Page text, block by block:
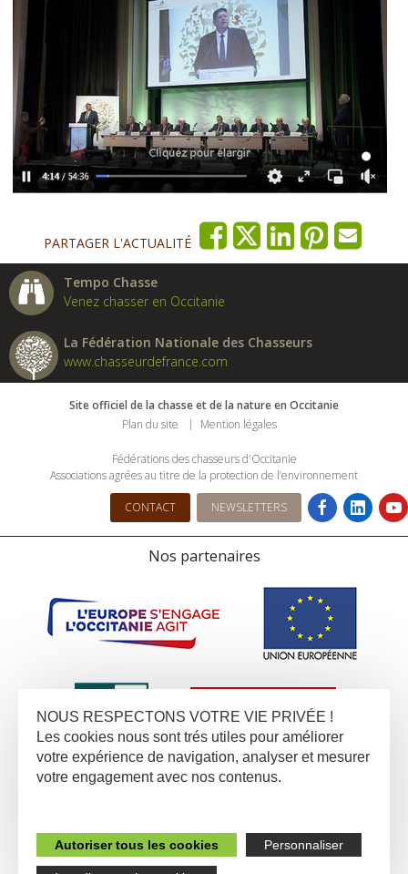
PARTAGER L'ACTUALITÉ
Tempo Chasse
Venez chasser en Occitanie
La Fédération Nationale des Chasseurs
www.chasseurdefrance.com
Site officiel de la chasse et de la nature en Occitanie
Plan du site
Mention légales
Fédérations des chasseurs d'Occitanie
Associations agrées au titre de la protection de l’environnement
CONTACT NEWSLETTERS
Nos partenaires
NOUS RESPECTONS VOTRE VIE PRIVÉE !
Les cookies nous sont trés utiles pour améliorer
votre expérience de navigation, analyser et mesurer
votre engagement avec nos contenus.
Autoriser tous les cookies Personnaliser